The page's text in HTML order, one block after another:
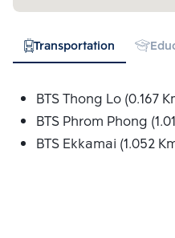
Transportation
BTS Thong Lo (0.167
BTS Phrom Phong
BTS Ekkamai (1.052